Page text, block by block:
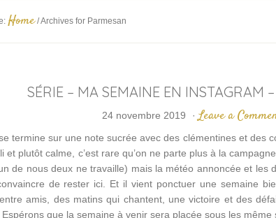
Home /Archives for Parmesan
SÉRIE – MA SEMAINE EN INSTAGRAM
24 novembre 2019 · Leave a
termine sur une note sucrée avec des clémentines et des
et plutôt calme, c’est rare qu’on ne parte plus à la
de nous deux ne travaille) mais la météo annoncée et les
de rester ici. Et il vient ponctuer une semaine
amis, des matins qui chantent, une victoire et des
que la semaine à venir sera placée sous les même